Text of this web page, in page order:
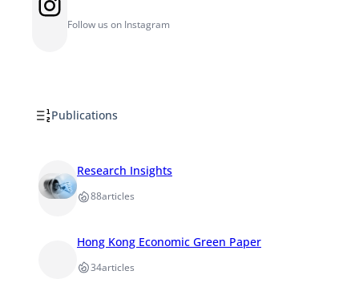
Follow us on Instagram
Publications
Research Insights
88articles
Hong Kong Economic Green Paper
34articles